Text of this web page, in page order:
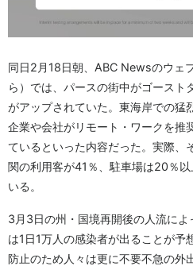
同日2月18日朝、ABC Newsのウェ
ら）では、パースの街中がゴースト
がアップされていた。東海岸での猛
企業や会社がリモート・ワークを推
ているといった内容だった。実際、
関の利用客が41％、駐車場は20％
いる。
3月3日の州・国境再開後の人流に
は1日1万人の感染者が出ることが予
防止のため人々は更に不要不急の外